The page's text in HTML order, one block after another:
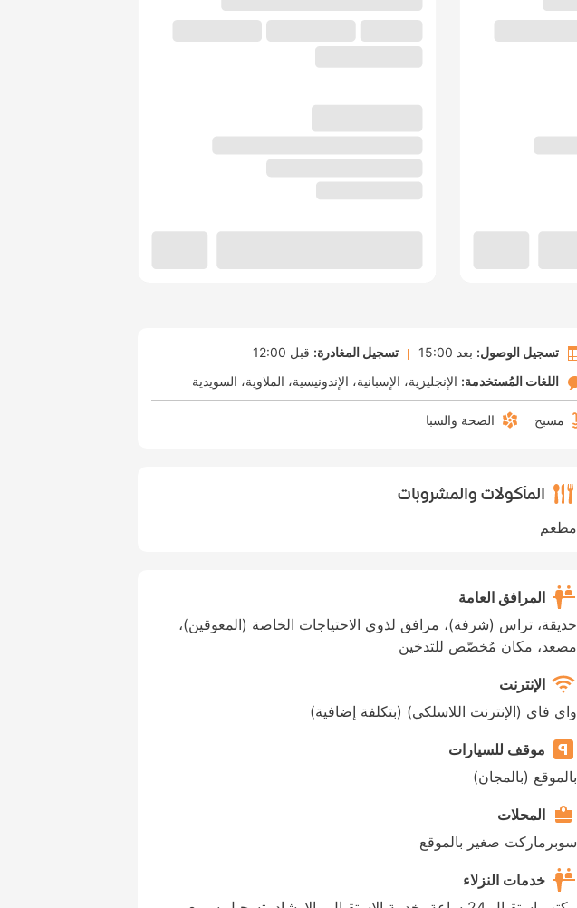
تسجيل الوصول: بعد 15:00 تسجيل المغادرة: قبل 12:00
اللغات المُستخدمة: الإنجليزية الإسبانية الإندونيسية الملاوية السويدية
مسبح الصحة والسبا
المأكولات والمشروبات
مطعم
المرافق العامة
حديقة، تراس (شرفة)، مرافق لذوي الاحتياجات الخاصة (المعوقين)،
مصعد، مكان مُخصّص للتدخين
الإنترنت
واي فاي (الإنترنت اللاسلكي) (بتكلفة إضافية)
موقف للسيارات
بالموقع (بالمجان)
المحلات
سوبرماركت صغير بالموقع
خدمات النزلاء